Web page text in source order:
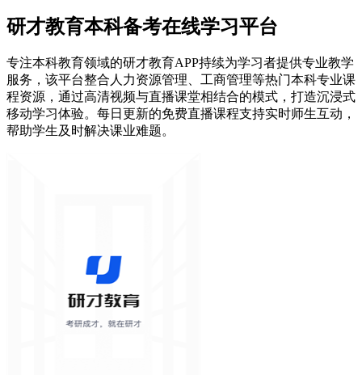
研才教育本科备考在线学习平台
专注本科教育领域的研才教育APP持续为学习者提供专业教学
服务，该平台整合人力资源管理、工商管理等热门本科专业课
程资源，通过高清视频与直播课堂相结合的模式，打造沉浸式
移动学习体验。每日更新的免费直播课程支持实时师生互动，
帮助学生及时解决课业难题。